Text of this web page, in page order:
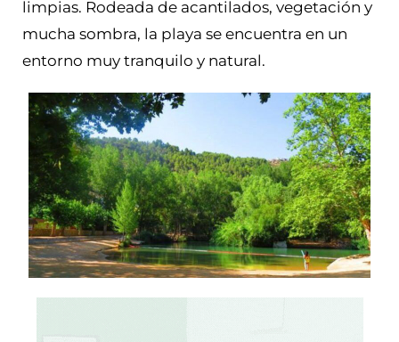
limpias. Rodeada de acantilados, vegetación y
mucha sombra, la playa se encuentra en un
entorno muy tranquilo y natural.